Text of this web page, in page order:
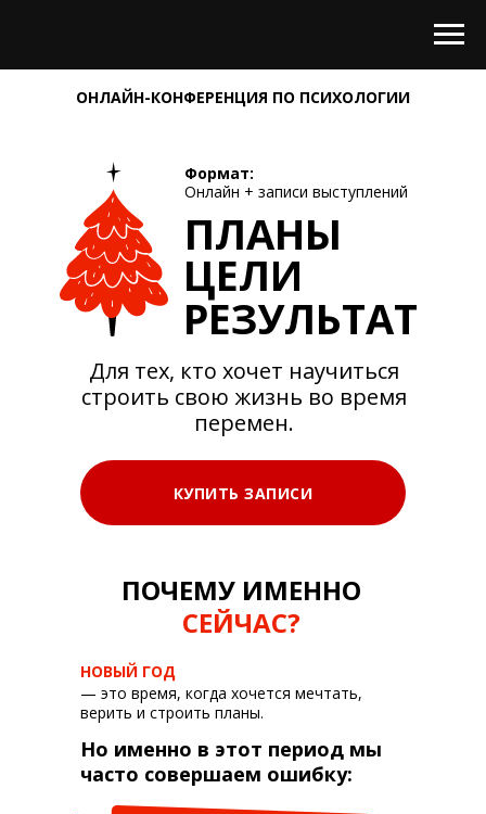
КУПИТЬ ЗАПИСИ
ОНЛАЙН-КОНФЕРЕНЦИЯ ПО ПСИХОЛОГИИ
Для тех, кто хочет научиться
строить свою жизнь во время
перемен.
Формат:
Онлайн + записи выступлений
РЕЗУЛЬТАТ
ЦЕЛИ
ПЛАНЫ
ПОЧЕМУ ИМЕННО
СЕЙЧАС?
— это время, когда хочется мечтать,
верить и строить планы.
Но именно в этот период мы
часто совершаем ошибку:
НОВЫЙ ГОД